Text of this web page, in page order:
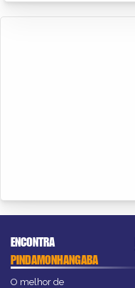
ENCONTRA
PINDAMONHANGABA
O melhor de